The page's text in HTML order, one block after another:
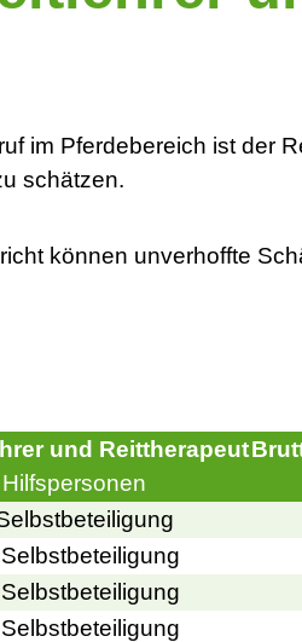
im Pferdebereich ist der
schätzen.
können unverhoffte
und Reittherapeut